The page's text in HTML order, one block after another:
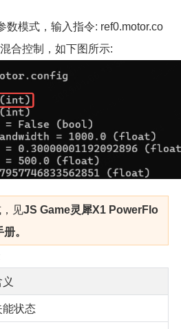
数模式，输入指令: ref0.motor.co
合控制，如下图所示:
见JS Game灵犀X1 PowerFlo
。
能状态